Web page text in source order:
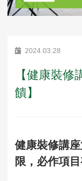
2024.03.28
【健康裝
饋】
健康裝修講
限，必作項